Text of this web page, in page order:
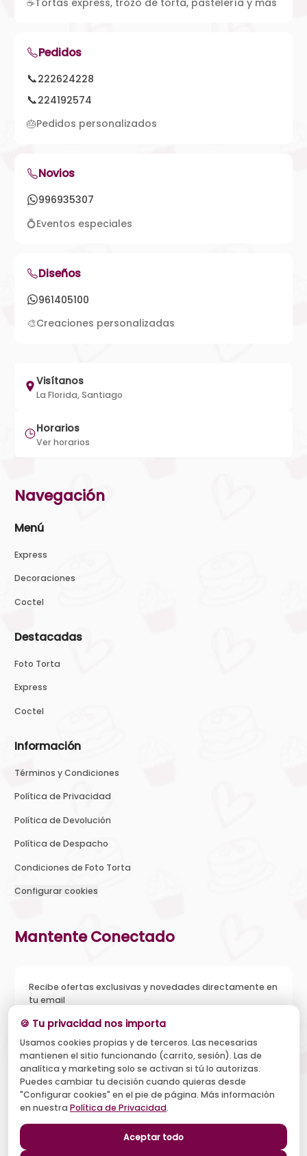
Pedidos
📞222624228
📞224192574
🎂Pedidos personalizados
Novios
996935307
💍Eventos especiales
Diseños
961405100
🎨Creaciones personalizadas
Visítanos
La Florida, Santiago
Horarios
Ver horarios
Navegación
Menú
Express
Decoraciones
Coctel
Destacadas
Foto Torta
Express
Coctel
Información
Términos y Condiciones
Política de Privacidad
Política de Devolución
Política de Despacho
Condiciones de Foto Torta
Configurar cookies
Mantente Conectado
Recibe ofertas exclusivas y novedades directamente en
tu email
Acepto recibir novedades y ofertas, y el tratamiento de mi
email según la Política de Privacidad . Puedo darme de baja
cuando quiera.
Suscribirse
🍪 Tu privacidad nos importa
Usamos cookies propias y de terceros. Las necesarias
mantienen el sitio funcionando (carrito, sesión). Las de
analítica y marketing solo se activan si tú lo autorizas.
Puedes cambiar tu decisión cuando quieras desde
"Configurar cookies" en el pie de página. Más información
en nuestra Política de Privacidad.
Aceptar todo